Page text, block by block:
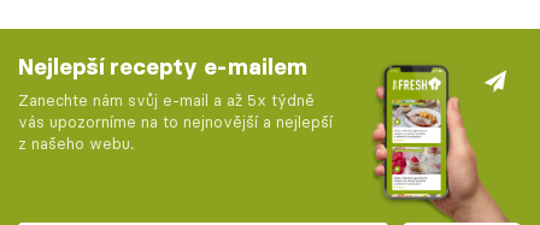
Nejlepší recepty e-mailem
Zanechte nám svůj e-mail a až 5x týdně
vás upozorníme na to nejnovější a nejlepší
z našeho webu.